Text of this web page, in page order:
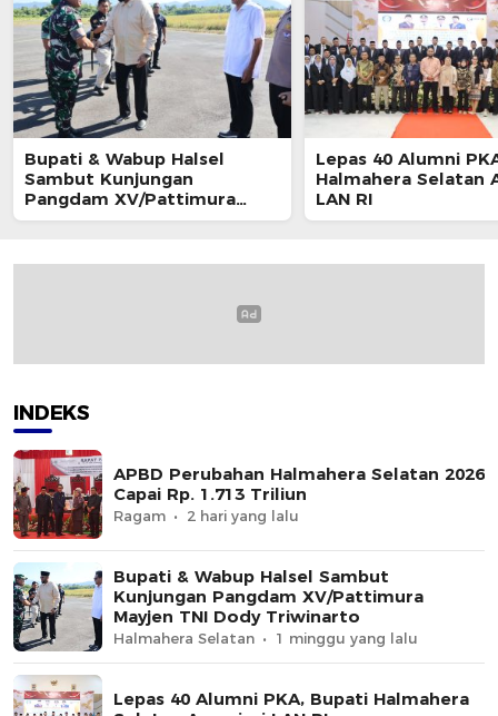
Bupati & Wabup Halsel
Sambut Kunjungan
Pangdam XV/Pattimura
Mayjen TNI Dody Triwinarto
Lepas 40 Alumni
Halmahera Selatan
LAN RI
INDEKS
APBD Perubahan Halmahera Selatan 2026
Capai Rp. 1.713 Triliun
Ragam 2 hari yang lalu
Bupati & Wabup Halsel Sambut
Kunjungan Pangdam XV/Pattimura
Mayjen TNI Dody Triwinarto
Halmahera Selatan 1 minggu yang lalu
Lepas 40 Alumni PKA, Bupati Halmahera